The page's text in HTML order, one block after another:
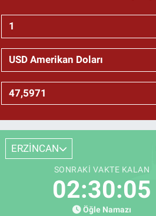
ERZİNCAN
SONRAKI VAKTE KALAN
02:30:04
Öğle Namazı